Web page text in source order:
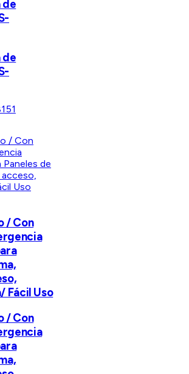
de
de
/ Con
Fácil Uso
/ Con